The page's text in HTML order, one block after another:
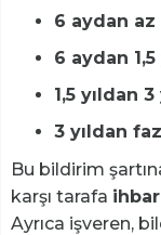
6 aydan az
6 aydan
1,5 yıldan
3 yıldan
Bu bildirim
karşı tarafa
Ayrıca işveren,